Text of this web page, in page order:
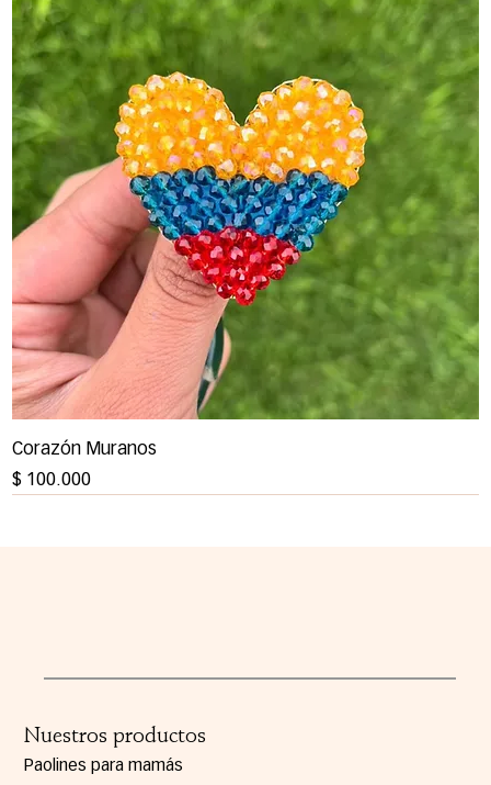
Corazón Muranos
Precio
$ 100.000
Nuestros productos
Paolines para mamás